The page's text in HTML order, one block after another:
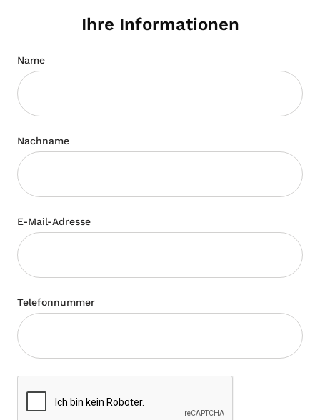
Ihre Informationen
Name
Nachname
E-Mail-Adresse
Telefonnummer